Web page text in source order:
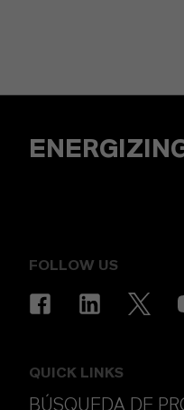
FOLLOW US
QUICK LINKS
BÚSQUEDA DE